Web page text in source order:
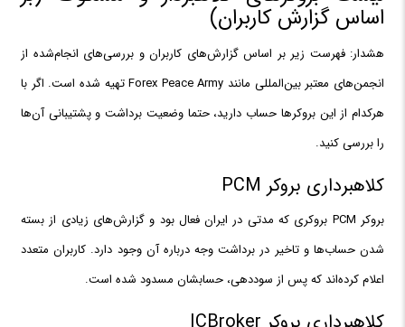
اساس گزارش کاربران)
هشدار: فهرست زیر بر اساس گزارش‌های کاربران و بررسی‌های انجام‌شده از
انجمن‌های معتبر بین‌المللی مانند Forex Peace Army تهیه شده است. اگر با
هرکدام از این بروکرها حساب دارید، حتما وضعیت برداشت و پشتیبانی آن‌ها
را بررسی کنید.
کلاهبرداری بروکر PCM
بروکر PCM بروکری که مدتی در ایران فعال بود و گزارش‌های زیادی از بسته
شدن حساب‌ها و تاخیر در برداشت وجه درباره آن وجود دارد. کاربران متعدد
اعلام کرده‌اند که پس از سوددهی، حسابشان مسدود شده است.